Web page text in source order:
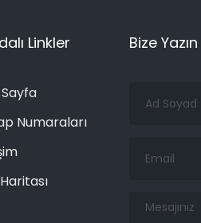
Linkler
Numaraları
Bize Yazın
Soyad
Mesajınız